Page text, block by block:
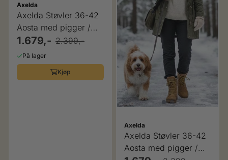
Axelda
Axelda Støvler 36-42
Aosta med pigger /
brodder, black
1.679,- 2.399,-
På lager
Kjøp
Axelda
Axelda Støvler 36-42
Aosta med pigger /